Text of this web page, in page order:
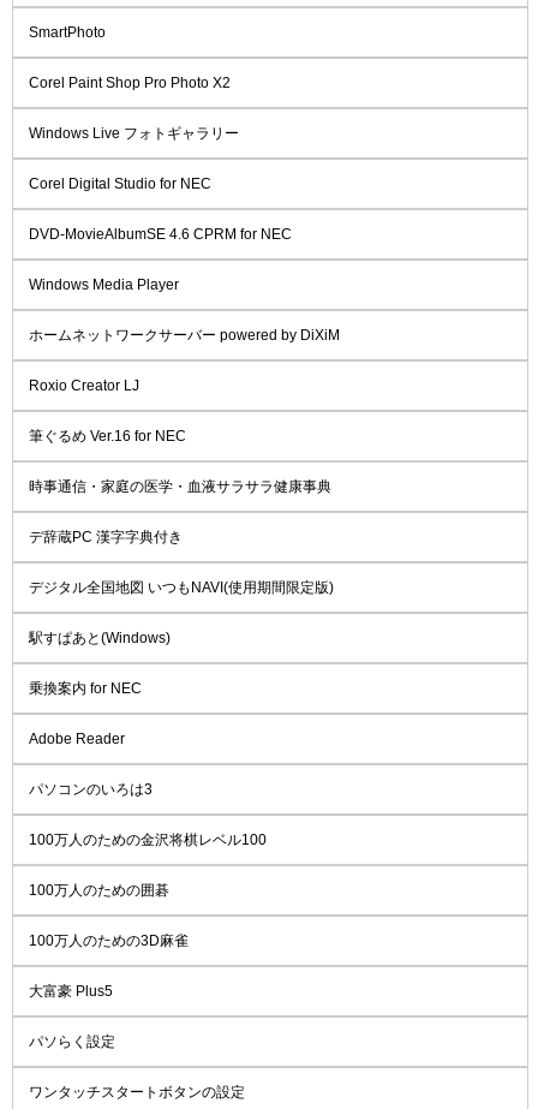
SmartPhoto
Corel Paint Shop Pro Photo X2
Windows Live フォトギャラリー
Corel Digital Studio for NEC
DVD-MovieAlbumSE 4.6 CPRM for NEC
Windows Media Player
ホームネットワークサーバー powered by DiXiM
Roxio Creator LJ
筆ぐるめ Ver.16 for NEC
時事通信・家庭の医学・血液サラサラ健康事典
デ辞蔵PC 漢字字典付き
デジタル全国地図 いつもNAVI(使用期間限定版)
駅すぱあと(Windows)
乗換案内 for NEC
Adobe Reader
パソコンのいろは3
100万人のための金沢将棋レベル100
100万人のための囲碁
100万人のための3D麻雀
大富豪 Plus5
パソらく設定
ワンタッチスタートボタンの設定